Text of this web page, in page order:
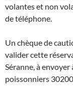
volantes et non
de téléphone.
Un chèque de
valider cette
Séranne, à
poissonniers